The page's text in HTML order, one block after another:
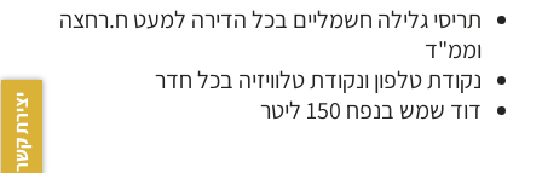
תריסי גלילה חשמליים בכל הדירה למעט ח.רחצה
וממ"ד
נקודת טלפון ונקודת טלוויזיה בכל חדר
דוד שמש בנפח 150 ליטר
יצירת קשר